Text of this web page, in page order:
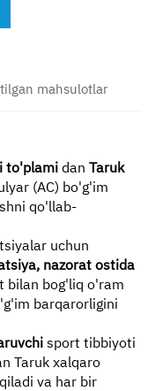
mahsulotlar
to'plami dan Taruk
(AC) bo'g'im
qo'llab-
uchun
nazorat ostida
bilan bog'liq o'ram
barqarorligini
sport tibbiyoti
Taruk xalqaro
va har bir